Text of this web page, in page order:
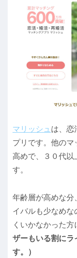
マリッシュ は、恋
プリです。他のマ
高めで、３０代以
す。
年齢層が高めな分
イバルも少なめな
くいかなかった方
ザーもいる割にラ
す。）